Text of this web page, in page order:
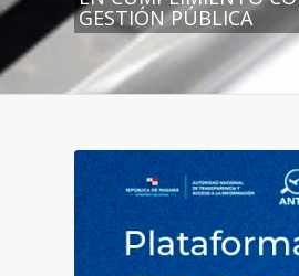
GESTIÓN PÚBLICA